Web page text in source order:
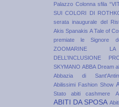
Palazzo Colonna sfila
SUI COLORI DI
serata inaugurale del
Akis Spanakis A Tale of
premiate le Signore
ZOOMARINE
DELL’INCLUSIONE
SKYMANO ABBA Dream
Abbazia di
Abilissimi Fashion Show
Stato
abiti cashmere
ABITI DA SPOSA